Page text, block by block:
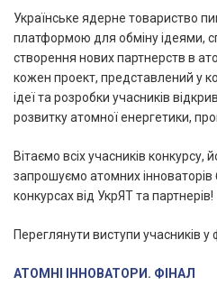
Українське ядерне товариство
платформою для обміну ідеями,
створення нових партнерств в
кожен проект, представлений у
ідеї та розробки учасників
розвитку атомної енергетики,
Вітаємо всіх учасників конкурсу,
запрошуємо атомних інноваторів
конкурсах від УкрЯТ та партнерів!
Переглянути виступи учасників
АТОМНІ ІННОВАТОРИ. ФІНАЛ